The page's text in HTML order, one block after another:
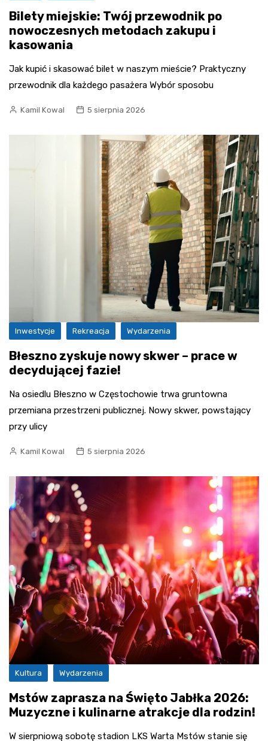
Bilety miejskie: Twój przewodnik po
nowoczesnych metodach zakupu i
kasowania
Jak kupić i skasować bilet w naszym mieście? Praktyczny
przewodnik dla każdego pasażera Wybór sposobu
Kamil Kowal 5 sierpnia 2026
Inwestycje Rekreacja Wydarzenia
Błeszno zyskuje nowy skwer – prace w
decydującej fazie!
Na osiedlu Błeszno w Częstochowie trwa gruntowna
przemiana przestrzeni publicznej. Nowy skwer, powstający
przy ulicy
Kamil Kowal 5 sierpnia 2026
Kultura Wydarzenia
Mstów zaprasza na Święto Jabłka 2026:
Muzyczne i kulinarne atrakcje dla rodzin!
W sierpniową sobotę stadion LKS Warta Mstów stanie się